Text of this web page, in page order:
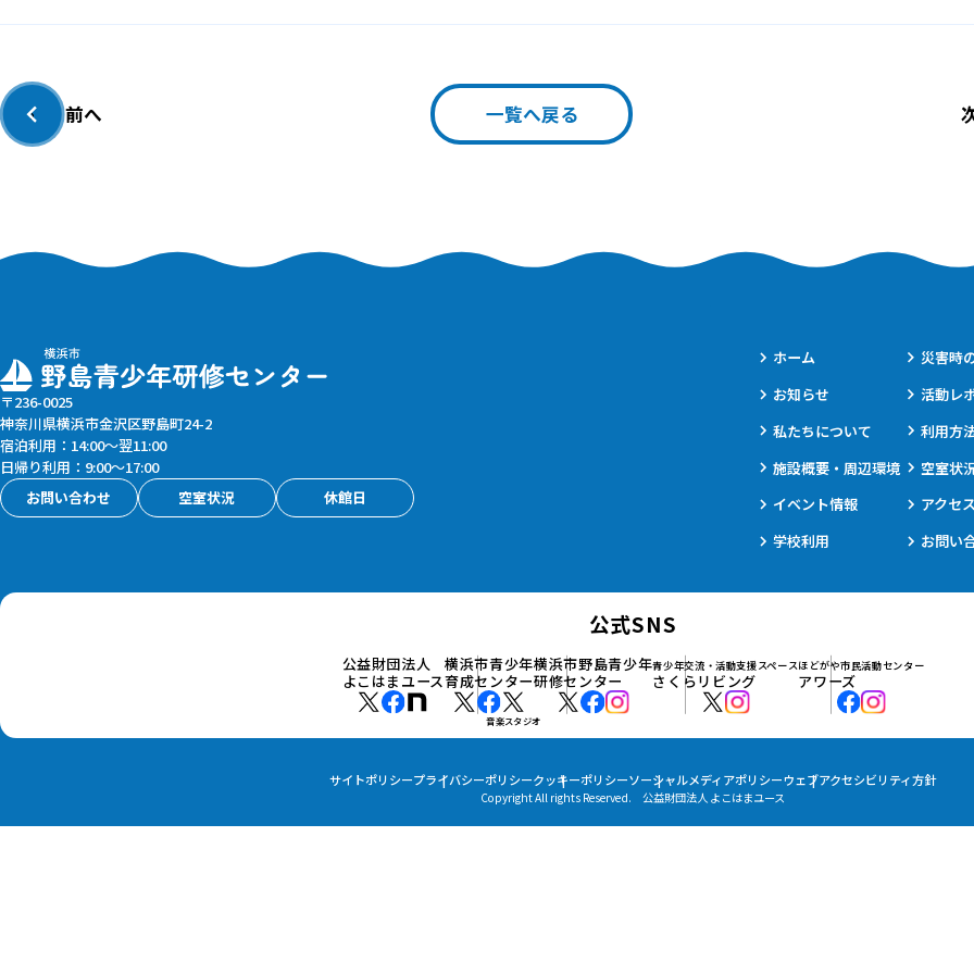
‹ 前へ 一覧へ戻る
〒236-0025
神奈川県横浜市金沢区野島町24-2
宿泊利用：14:00〜翌11:00
日帰り利用：9:00〜17:00
お問い合わせ
空室状況 休館日
ホーム
お知らせ
私たちについて
施設概要・周辺環境
イベント情報
学校利用
災害時
活動レ
利用方
空室状
アクセ
お問い
公式SNS
公益財団法人
よこはまユース
横浜市青少年
育成センター
音楽スタジオ
横浜市野島青少年
研修センター
青少年交流・活動支援スペース
さくらリビング
ほどがや市民活動センター
アワーズ
サイトポリシープライバシーポリシークッキーポリシーソーシャルメディアポリシーウェブアクセシビリティ方針
Copyright All rights Reserved. 公益財団法人 よこはまユース